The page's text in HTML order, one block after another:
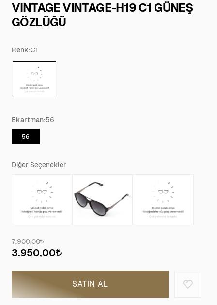
VINTAGE VINTAGE-H19 C1 GÜNEŞ
GÖZLÜĞÜ
Renk:C1
Ekartman:56
56
Diğer Seçenekler
7.900,00
3.950,00
SATIN AL